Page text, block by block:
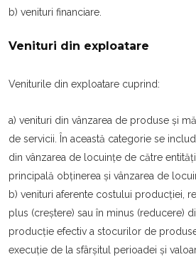
b) venituri financiare.
Venituri din exploatare
Veniturile din exploatare cuprind:
a) venituri din vânzarea de produse şi
de servicii. În această categorie se
din vânzarea de locuințe de către
principală obținerea şi vânzarea de
b) venituri aferente costului producției,
plus (creştere) sau în minus (reducere)
producție efectiv a stocurilor de
execuție de la sfârşitul perioadei şi